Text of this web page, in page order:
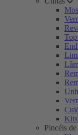
Pincéis